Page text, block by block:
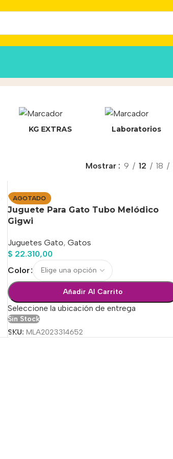
KG EXTRAS Laboratorios
Mostrar 9 12 18
AGOTADO
Juguete Para Gato Tubo Melódico
Gigwi
Juguetes Gato, Gatos
$ 22.310,00
Color
Añadir Al Carrito
Seleccione la ubicación de entrega
Sin Stock
SKU: MLA2023314652